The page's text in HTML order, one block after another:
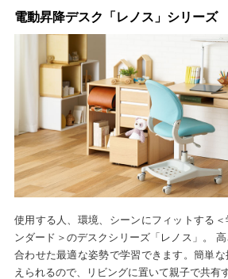
電動昇降デスク「レノス」シリーズ
使用する人、環境、シーンにフィットする
ンダード＞のデスクシリーズ「レノス」。
合わせた最適な姿勢で学習できます。簡単
えられるので、リビングに置いて親子で共有